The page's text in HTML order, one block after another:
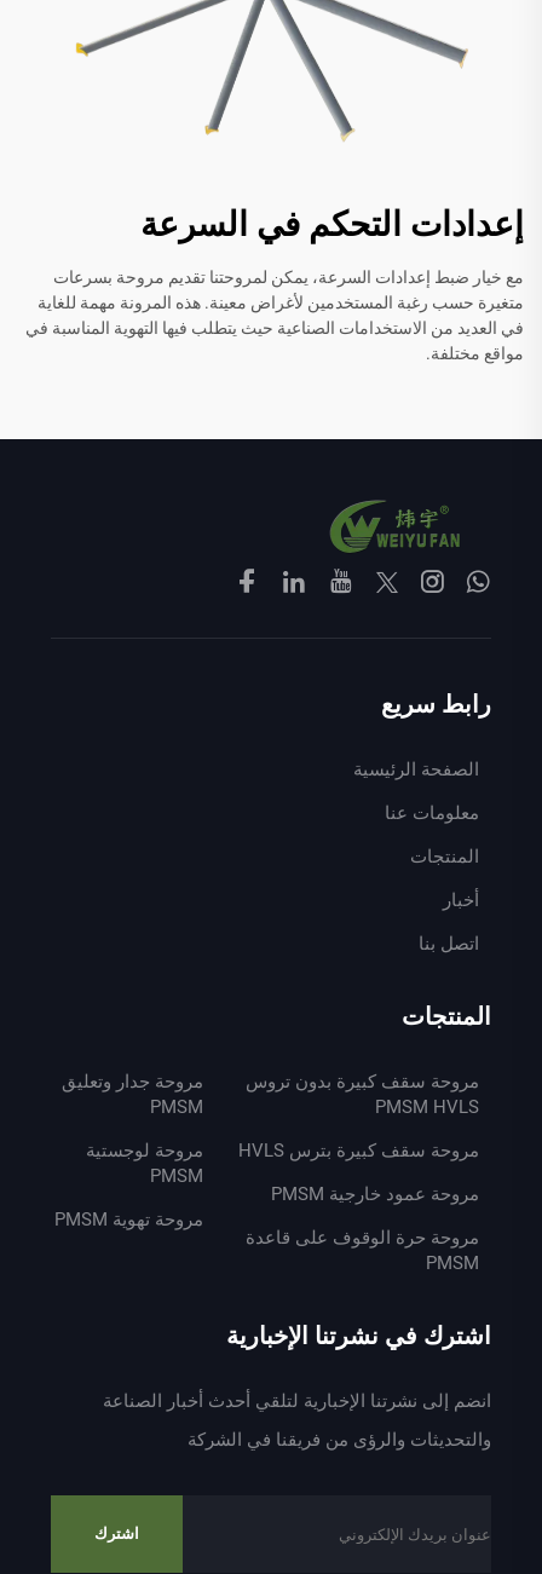
إعدادات التحكم في السرعة
مع خيار ضبط إعدادات السرعة، يمكن لمروحتنا تقديم مروحة بسرعات
متغيرة حسب رغبة المستخدمين لأغراض معينة. هذه المرونة مهمة للغاية
في العديد من الاستخدامات الصناعية حيث يتطلب فيها التهوية المناسبة في
مواقع مختلفة.
رابط سريع
الصفحة الرئيسية
معلومات عنا
المنتجات
أخبار
اتصل بنا
المنتجات
مروحة سقف كبيرة بدون تروس
PMSM HVLS
مروحة سقف كبيرة بترس HVLS
مروحة عمود خارجية PMSM
مروحة حرة الوقوف على قاعدة
PMSM
مروحة جدار وتعليق
PMSM
مروحة لوجستية
PMSM
مروحة تهوية PMSM
اشترك في نشرتنا الإخبارية
انضم إلى نشرتنا الإخبارية لتلقي أحدث أخبار الصناعة
والتحديثات والرؤى من فريقنا في الشركة
اشترك